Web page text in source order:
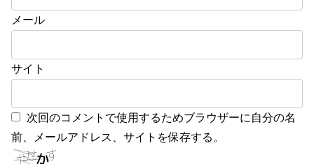
メール
サイト
次回のコメントで使用するためブラウザーに自分の名
前、メールアドレス、サイトを保存する。